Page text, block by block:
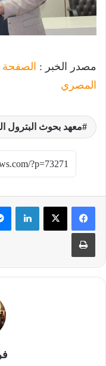
مصدر الخبر :
المصري
معهد بحوث البترول
طباعة